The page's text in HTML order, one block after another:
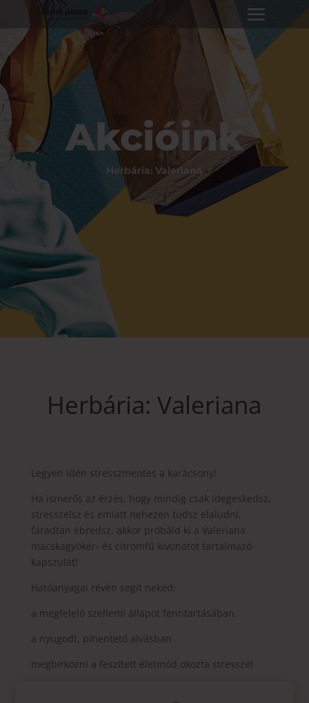
Akcióink
Herbária: Valeriana
Herbária: Valeriana
Legyen idén stresszmentes a karácsony!
Ha ismerős az érzés, hogy mindig csak idegeskedsz,
stresszelsz és emiatt nehezen tudsz elaludni,
fáradtan ébredsz, akkor próbáld ki a Valeriana
macskagyökér- és citromfű kivonatot tartalmazó
kapszulát!
Hatóanyagai révén segít neked:
a megfelelő szellemi állapot fenntartásában
a nyugodt, pihentető alvásban
megbirkózni a feszített életmód okozta stresszel